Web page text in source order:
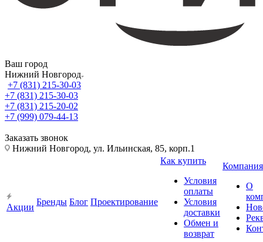
Ваш город
Нижний Новгород
+7 (831) 215-30-03
+7 (831) 215-30-03
+7 (831) 215-20-02
+7 (999) 079-44-13
Заказать звонок
Нижний Новгород, ул. Ильинская, 85, корп.1
Акции
Бренды Блог Проектирование
Как купить
Условия
оплаты
Условия
доставки
Обмен и
возврат
Компания
О